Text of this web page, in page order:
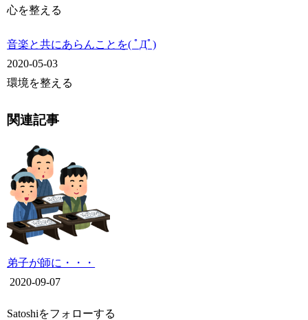
心を整える
音楽と共にあらんことを( ﾟДﾟ)
2020-05-03
環境を整える
関連記事
弟子が師に・・・
2020-09-07
Satoshiをフォローする